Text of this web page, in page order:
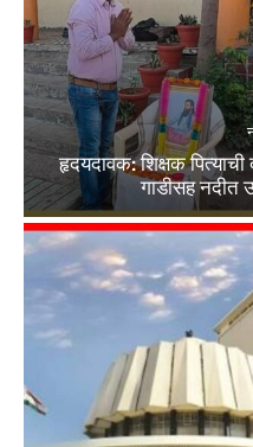
हृदयदावक: शिक्षक
गाडीसह नदीत